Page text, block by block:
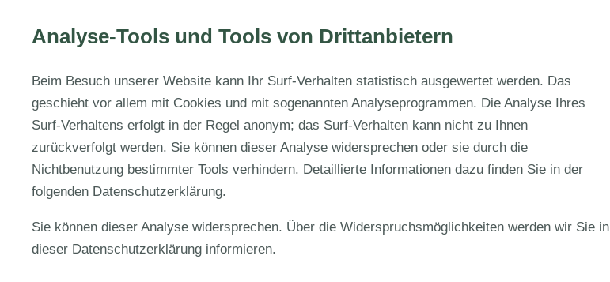
Analyse-Tools und Tools von Drittanbietern
Beim Besuch unserer Website kann Ihr Surf-Verhalten statistisch ausgewertet werden. Das
geschieht vor allem mit Cookies und mit sogenannten Analyseprogrammen. Die Analyse Ihres
Surf-Verhaltens erfolgt in der Regel anonym; das Surf-Verhalten kann nicht zu Ihnen
zurückverfolgt werden. Sie können dieser Analyse widersprechen oder sie durch die
Nichtbenutzung bestimmter Tools verhindern. Detaillierte Informationen dazu finden Sie in der
folgenden Datenschutzerklärung.
Sie können dieser Analyse widersprechen. Über die Widerspruchsmöglichkeiten werden wir Sie in
dieser Datenschutzerklärung informieren.